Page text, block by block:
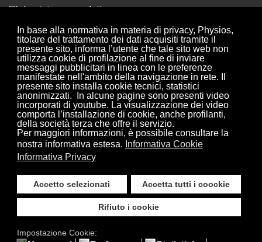
In base alla normativa in materia di privacy, Physios,
titolare del trattamento dei dati acquisiti tramite il
presente sito, informa l’utente che tale sito web non
utilizza cookie di profilazione al fine di inviare
messaggi pubblicitari in linea con le preferenze
manifestate nell'ambito della navigazione in rete. Il
presente sito installa cookie tecnici, statistici
anonimizzati. In alcune pagine sono presenti video
incorporati di youtube. La visualizzazione dei video
comporta l’installazione di cookie, anche profilanti,
della società terza che offre il servizio.
Per maggiori informazioni, è possibile consultare la
nostra informativa estesa. Informativa Cookie
Informativa Privacy
Accetto selezionati Accetta tutti i coockie
Rifiuto i cookie
Impostazione Cookie:
Iscrizione newsletter
Collaborazioni
ISCRIZIONE NEWSLETTER
Iscriviti alle nostre newsletter per rimanere sempre
aggiornato.
Iscriviti